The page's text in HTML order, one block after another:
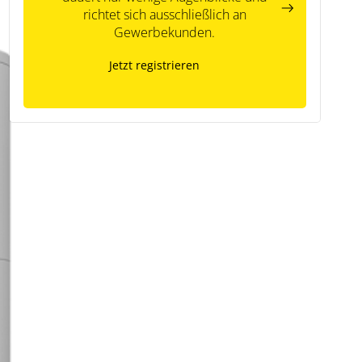
richtet sich ausschließlich an
Gewerbekunden.
Jetzt registrieren